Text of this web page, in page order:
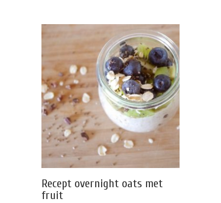
Recept overnight oats met
fruit